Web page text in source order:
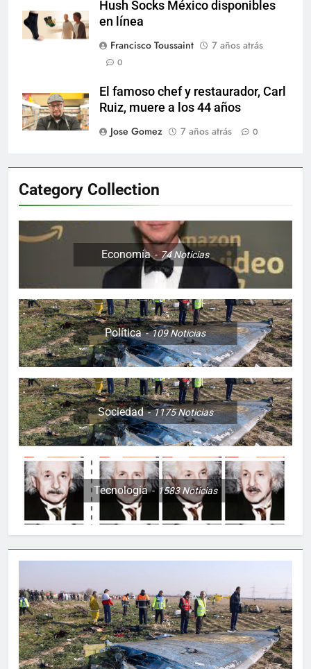
Hush Socks México disponibles
en línea
Francisco Toussaint
7 años atrás
0
El famoso chef y restaurador, Carl
Ruiz, muere a los 44 años
Jose Gomez
7 años atrás 0
Category Collection
Economía 74Noticias
Política 109Noticias
Sociedad 1175Noticias
Tecnología 1583Noticias